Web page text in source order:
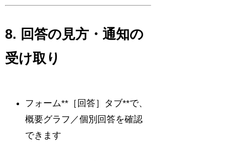
8. 回答の見方・通知の
受け取り
フォーム**［回答］タブ**で、
概要グラフ／個別回答を確認
できます